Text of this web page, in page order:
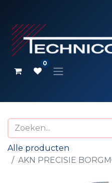
0
Alle producten
AKN PRECISIE